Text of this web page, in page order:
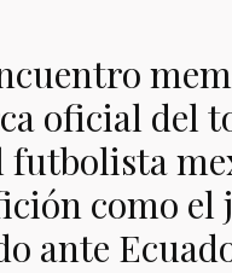
oficial del
futbolista
como el
ante